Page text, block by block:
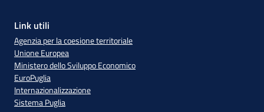
Link utili
Agenzia per la coesione territoriale
Unione Europea
Ministero dello Sviluppo Economico
EuroPuglia
Internazionalizzazione
Sistema Puglia